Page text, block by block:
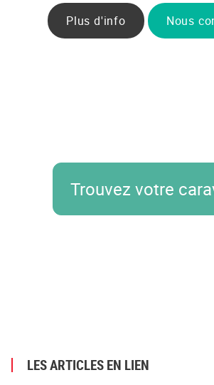
Plus d'info Nous
Trouvez votre
LES ARTICLES EN LIEN